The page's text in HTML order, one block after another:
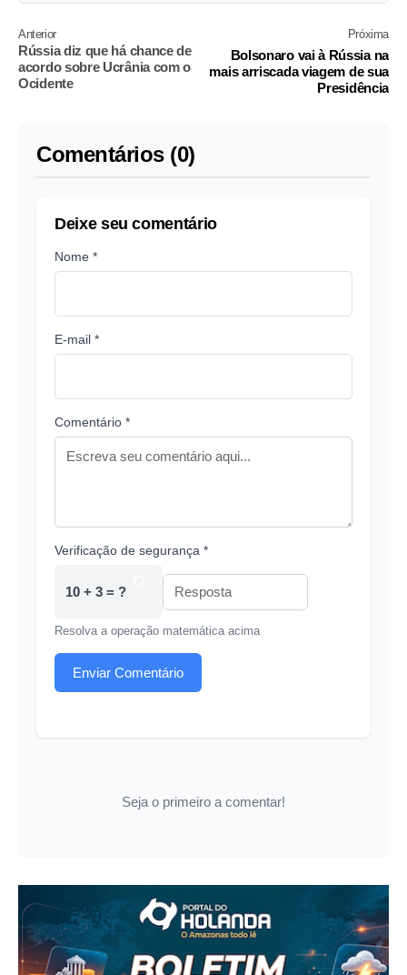
Anterior
Rússia diz que há chance de
acordo sobre Ucrânia com o
Ocidente
Próxima
Bolsonaro vai à Rússia na
mais arriscada viagem de sua
Presidência
Comentários (0)
Deixe seu comentário
Nome *
E-mail *
Comentário *
Verificação de segurança *
10 + 3 = ?
Resolva a operação matemática acima
Enviar Comentário
Seja o primeiro a comentar!